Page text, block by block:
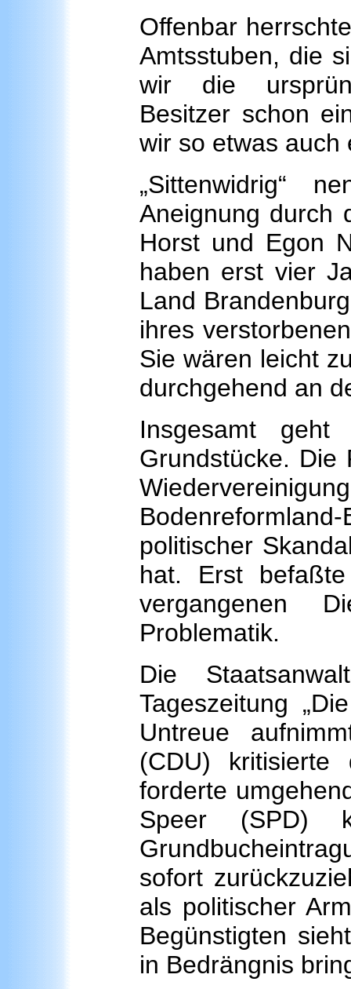
Offenbar
Amtsstuben, die
wir die
Besitzer schon
wir so etwas auch
„Sittenwidrig“
Aneignung durch
Horst und Egon
haben erst vier
Land
ihres
Sie wären leicht
durchgehend an
Insgesamt
Grundstücke.
politischer
hat. Erst
vergangenen
Problematik.
Die
Tageszeitung
Untreue
(CDU) kritisierte
forderte
Speer (SPD)
sofort
als politischer
Begünstigten
in Bedrängnis